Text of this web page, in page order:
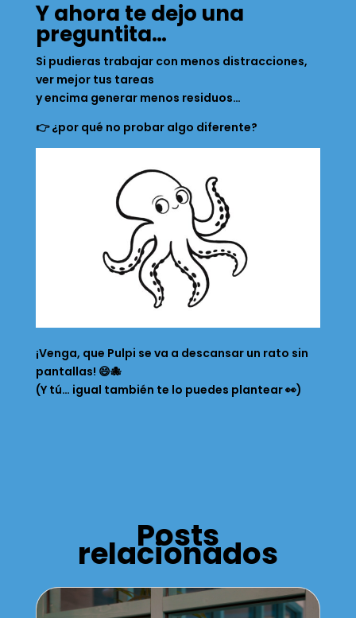
Y ahora te dejo una
preguntita…
Si pudieras trabajar con menos distracciones,
ver mejor tus tareas
y encima generar menos residuos…
👉 ¿por qué no probar algo diferente?
¡Venga, que Pulpi se va a descansar un rato sin
pantallas! 😄🐙
(Y tú… igual también te lo puedes plantear 👀)
Posts
relacionados